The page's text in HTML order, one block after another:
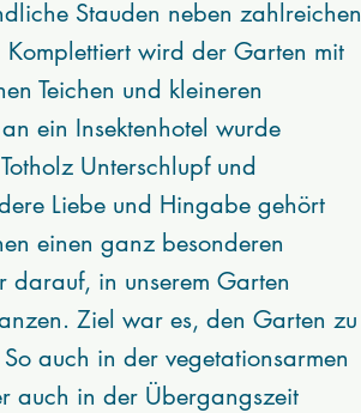
Stauden neben zahlreichen
wird der Garten mit
Teichen und kleineren
ein Insektenhotel wurde
Unterschlupf und
Liebe und Hingabe gehört
einen ganz besonderen
darauf, in unserem Garten
Ziel war es, den Garten zu
auch in der vegetationsarmen
auch in der Übergangszeit